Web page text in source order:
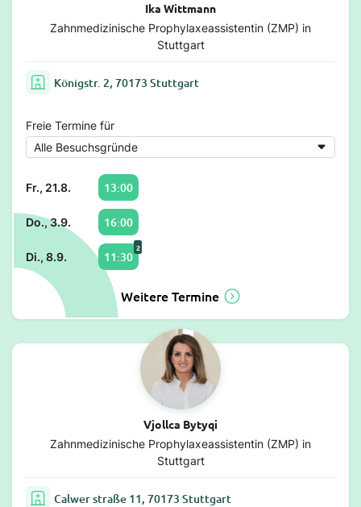
Ika Wittmann
Zahnmedizinische Prophylaxeassistentin (ZMP) in
Stuttgart
Königstr. 2, 70173 Stuttgart
Freie Termine für
Fr., 21.8. 13:00
Do., 3.9. 16:00
Di., 8.9. 11:30
2
Weitere Termine
Vjollca Bytyqi
Zahnmedizinische Prophylaxeassistentin (ZMP) in
Stuttgart
Calwer straße 11, 70173 Stuttgart